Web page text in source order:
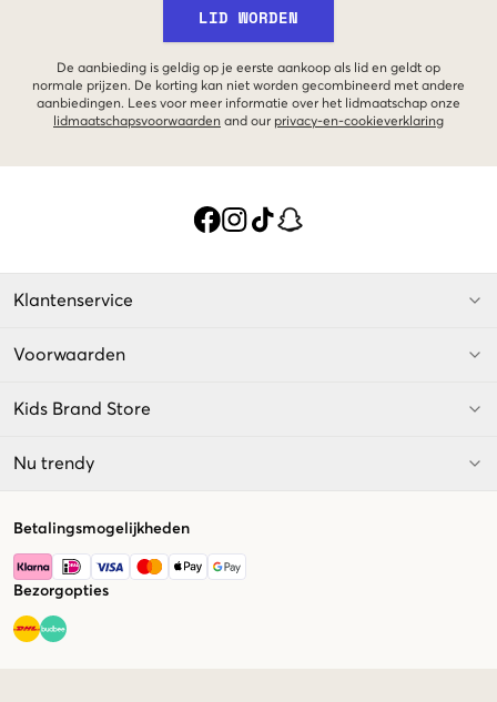
LID WORDEN
De aanbieding is geldig op je eerste aankoop als lid en geldt op
normale prijzen. De korting kan niet worden gecombineerd met andere
aanbiedingen. Lees voor meer informatie over het lidmaatschap onze
lidmaatschapsvoorwaarden and our privacy-en-cookieverklaring
Klantenservice
Voorwaarden
Kids Brand Store
Nu trendy
Betalingsmogelijkheden
Bezorgopties